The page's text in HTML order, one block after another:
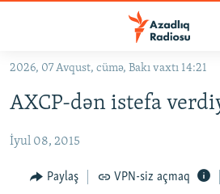
Əsas
qayıt
naviqasiyaya
Axtarışa
KORRUPSIOMETR
#ƏSLINDƏ
2026, 07 Avqust, cümə, Bakı vaxtı 14:21
AXCP-dən istefa
İyul 08, 2015
Paylaş VPN-siz açmaq